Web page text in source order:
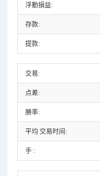
浮動損益:
存款:
提款:
交易:
点差:
勝率:
平均 交易时间:
手 :